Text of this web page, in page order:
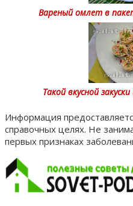
Вареный омлет в
Такой вкусной
Информация
справочных целях. Не
первых признаках